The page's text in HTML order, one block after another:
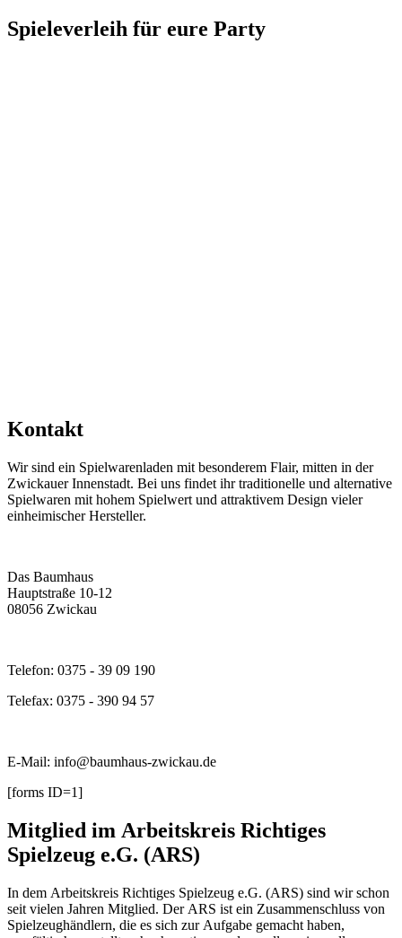
Spieleverleih für eure Party
Kontakt
Wir sind ein Spielwarenladen mit besonderem Flair, mitten in der
Zwickauer Innenstadt. Bei uns findet ihr traditionelle und alternative
Spielwaren mit hohem Spielwert und attraktivem Design vieler
einheimischer Hersteller.
Das Baumhaus
Hauptstraße 10-12
08056 Zwickau
Telefon: 0375 - 39 09 190
Telefax: 0375 - 390 94 57
E-Mail: info@baumhaus-zwickau.de
[forms ID=1]
Mitglied im Arbeitskreis Richtiges
Spielzeug e.G. (ARS)
In dem Arbeitskreis Richtiges Spielzeug e.G. (ARS) sind wir schon
seit vielen Jahren Mitglied. Der ARS ist ein Zusammenschluss von
Spielzeughändlern, die es sich zur Aufgabe gemacht haben,